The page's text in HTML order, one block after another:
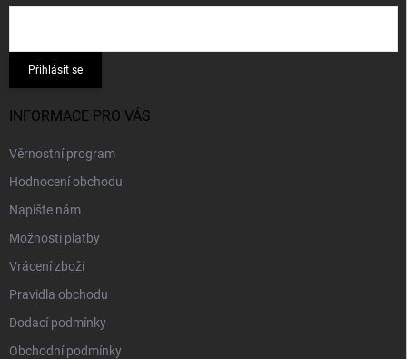
Přihlásit se
INFORMACE PRO VÁS
Věrnostní program
Hodnocení obchodu
Napište nám
Možnosti platby
Vrácení zboží
Pravidla obchodu
Dodací podmínky
Obchodní podmínky